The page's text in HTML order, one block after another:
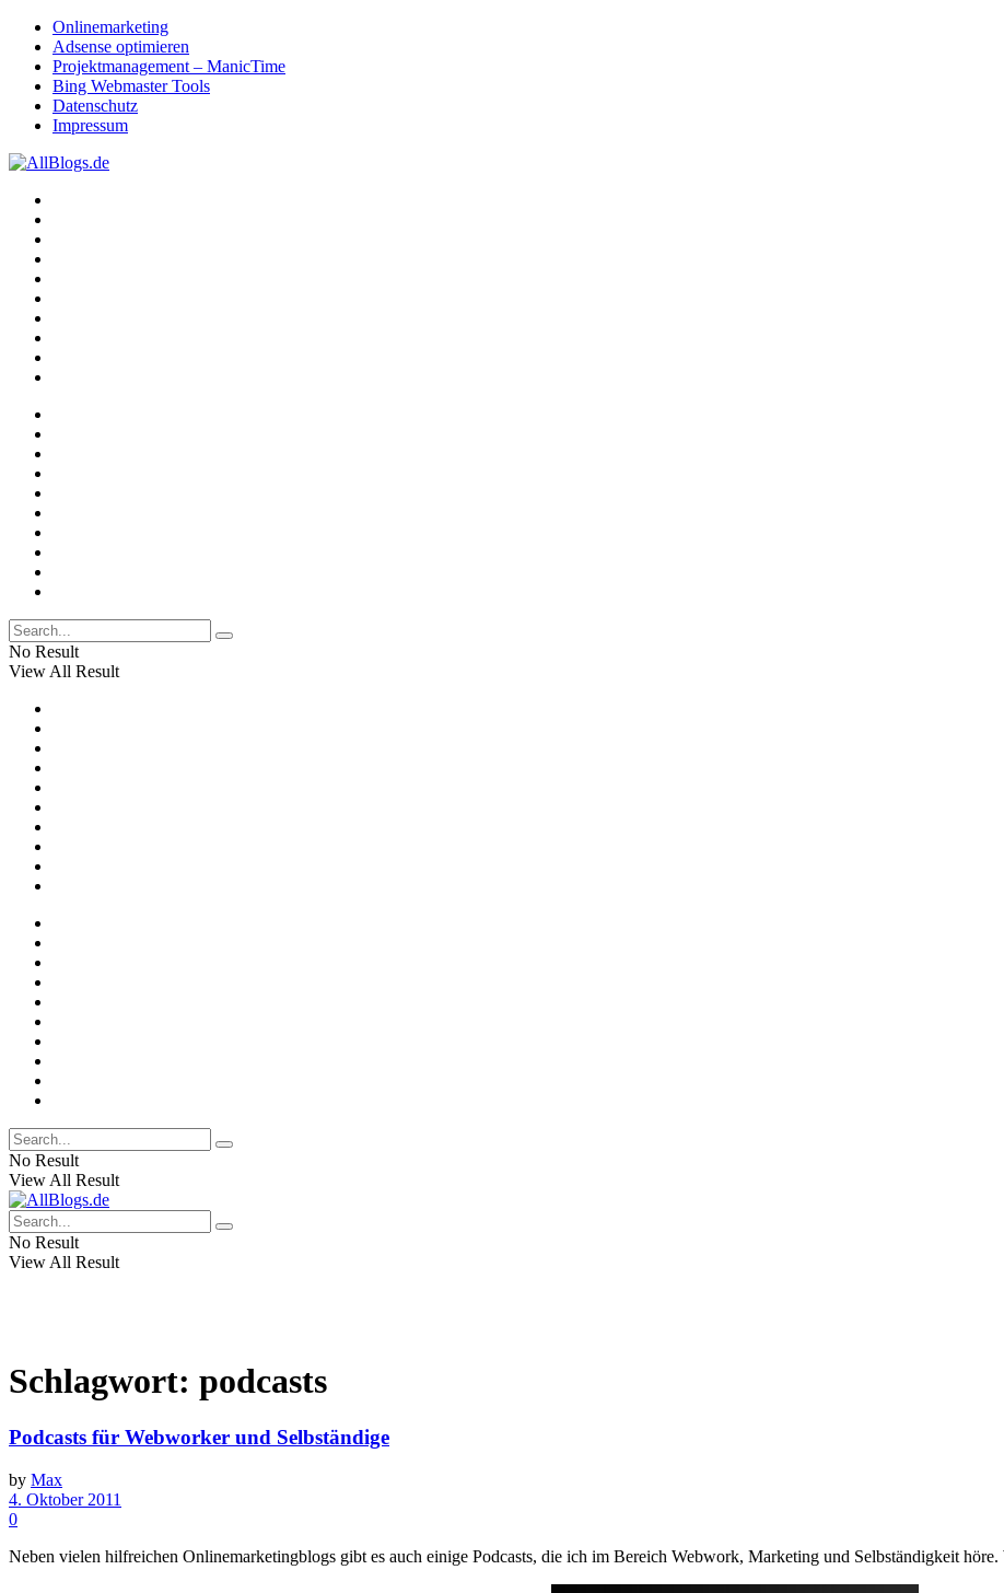
Onlinemarketing
Adsense optimieren
Projektmanagement – ManicTime
Bing Webmaster Tools
Datenschutz
Impressum
No Result
View All Result
No Result
View All Result
No Result
View All Result
Schlagwort: podcasts
Podcasts für Webworker und Selbständige
by Max
4. Oktober 2011
0
Neben vielen hilfreichen Onlinemarketingblogs gibt es auch einige Podcasts, die ich im Bereich Webwork, Marketing und Selbständigkeit höre.